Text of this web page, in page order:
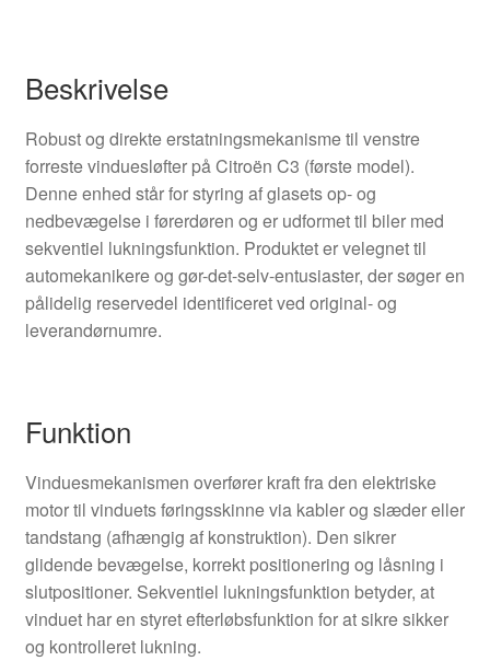
Beskrivelse
Robust og direkte erstatningsmekanisme til venstre
forreste vinduesløfter på Citroën C3 (første model).
Denne enhed står for styring af glasets op- og
nedbevægelse i førerdøren og er udformet til biler med
sekventiel lukningsfunktion. Produktet er velegnet til
automekanikere og gør-det-selv-entusiaster, der søger en
pålidelig reservedel identificeret ved original- og
leverandørnumre.
Funktion
Vinduesmekanismen overfører kraft fra den elektriske
motor til vinduets føringsskinne via kabler og slæder eller
tandstang (afhængig af konstruktion). Den sikrer
glidende bevægelse, korrekt positionering og låsning i
slutpositioner. Sekventiel lukningsfunktion betyder, at
vinduet har en styret efterløbsfunktion for at sikre sikker
og kontrolleret lukning.